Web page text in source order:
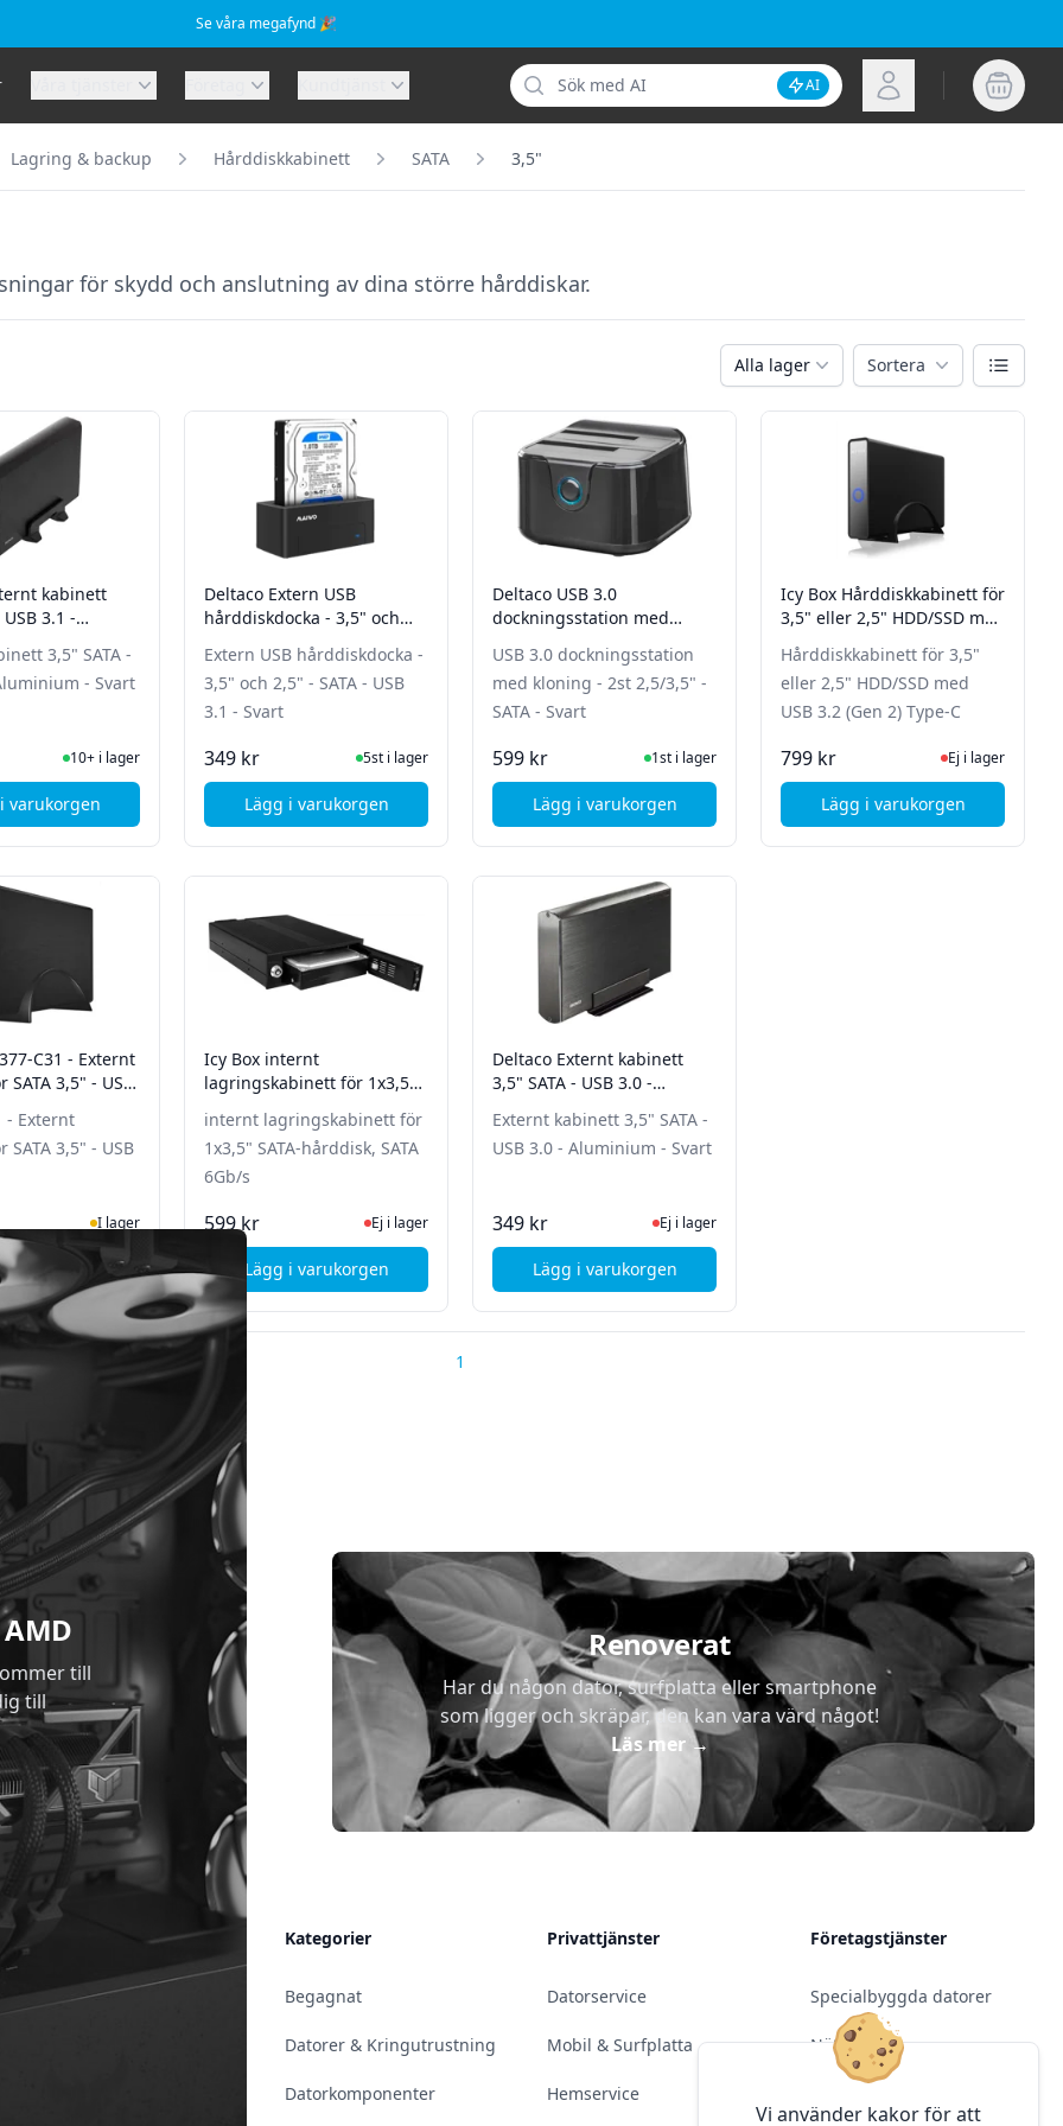
Se våra megafynd 🎉
Sök
Inaktivera AI-sökning
AI Logga in
Lagring & backup Hårddiskkabinett SATA 3,5"
för skydd och anslutning av dina större hårddiskar.
Alla lager Sortera Växla vy
kabinett
3.1 -
3,5" SATA -
- Svart
I Lager10+ i lager
varukorgen
, Deltaco Externt kabinett 3,5" SATA - USB 3.1 - Aluminium - Svart
Deltaco Extern USB
hårddiskdocka - 3,5" och
2,5" - SATA - USB 3.1 - Svart
Extern USB hårddiskdocka -
3,5" och 2,5" - SATA - USB
3.1 - Svart
349 kr I Lager5st i lager
Lägg i varukorgen , Deltaco Extern USB hårddiskdocka - 3,5" och 2,5" - SATA - USB 3.1 - Svart
Deltaco USB 3.0
dockningsstation med
- Svart
USB 3.0 dockningsstation
med kloning - 2st 2,5/3,5" -
SATA - Svart
599 kr I Lager1st i lager
Lägg i varukorgen, Deltaco USB 3.0 dockningsstation med kloning - 2st 2,5/
Icy Box Hårddiskkabinett för
3,5" eller 2,5" HDD/SSD med
USB 3.2 (Gen 2) Type-C
Hårddiskkabinett för 3,5"
eller 2,5" HDD/SSD med
USB 3.2 (Gen 2) Type-C
799 kr Ej i lager, besök
Ej i lager
Lägg i varukorgen
, Icy Box
C31 - Externt
SATA 3,5" - USB
- Externt
SATA 3,5" - USB
I lager
varukorgen
, Icy Box IB-377-C31 - Externt kabinett för SATA 3,5" - USB 3.1 - Svart
Icy Box internt
lagringskabinett för 1x3,5"
internt lagringskabinett för
1x3,5" SATA-hårddisk, SATA
6Gb/s
599 kr Ej i lager, besök produktsidan för senaste status
Ej i lager
Lägg i varukorgen, Icy Box internt lagringskabinett för 1x3,5" SATA-hårddisk, SATA 6Gb/s
Deltaco Externt kabinett
3,5" SATA - USB 3.0 -
Externt kabinett 3,5" SATA -
USB 3.0 - Aluminium - Svart
349 kr Ej i lager, besök produktsidan för senaste status
Ej i lager
Lägg i varukorgen, Deltaco Externt kabinett 3,5" SATA - USB 3.0 -
1
Vi använder kakor för att
till
till
Renoverat
Har du någon dator, surfplatta eller smartphone
som ligger och skräpar, den kan vara värd något!
Läs mer→
Kontakt & Öppettider
Kategorier
Begagnat
Datorer & Kringutrustning
Datorkomponenter
Privattjänster
Datorservice
Mobil & Surfplatta
Hemservice
Företagstjänster
Specialbyggda datorer
Nätverk